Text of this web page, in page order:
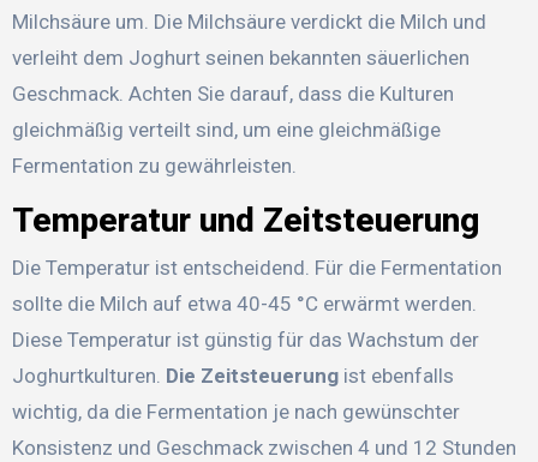
Milchsäure um. Die Milchsäure verdickt die Milch und
verleiht dem Joghurt seinen bekannten säuerlichen
Geschmack. Achten Sie darauf, dass die Kulturen
gleichmäßig verteilt sind, um eine gleichmäßige
Fermentation zu gewährleisten.
Temperatur und Zeitsteuerung
Die Temperatur ist entscheidend. Für die Fermentation
sollte die Milch auf etwa 40-45 °C erwärmt werden.
Diese Temperatur ist günstig für das Wachstum der
Joghurtkulturen. Die Zeitsteuerungist ebenfalls
wichtig, da die Fermentation je nach gewünschter
Konsistenz und Geschmack zwischen 4 und 12 Stunden